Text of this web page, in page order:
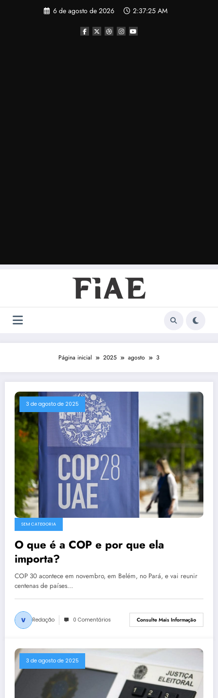
6 de agosto de 2026 2:37:25 AM
Página inicial 2025 agosto 3
3 de agosto de 2025
SEM CATEGORIA
O que é a COP e por que ela
importa?
COP 30 acontece em novembro, em Belém, no Pará, e vai reunir
centenas de países…
Redação 0 Comentários Consulte Mais Informação
3 de agosto de 2025